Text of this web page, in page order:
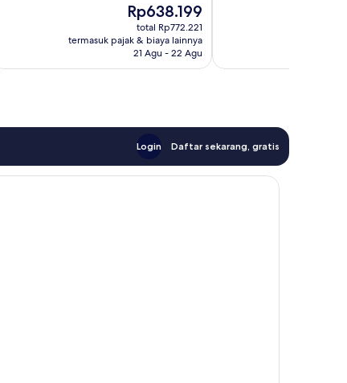
Harga
sekarang
Rp638.199
Rp638.199
total Rp772.221
termasuk pajak & biaya lainnya
21 Agu - 22 Agu
Login Daftar sekarang, gratis